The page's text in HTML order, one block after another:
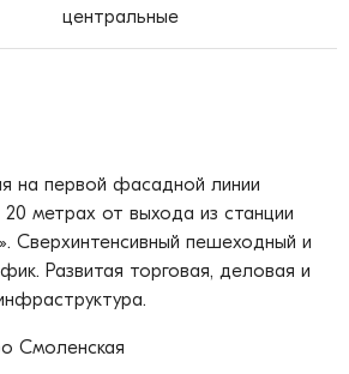
центральные
на первой фасадной линии
метрах от выхода из станции
Сверхинтенсивный пешеходный и
Развитая торговая, деловая и
Смоленская